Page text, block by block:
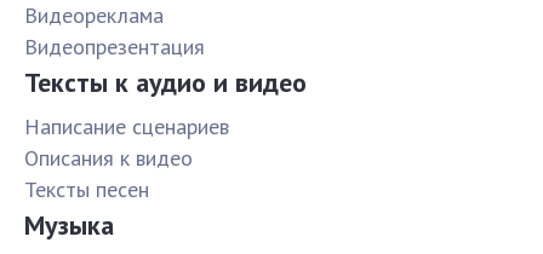
Видеореклама
Видеопрезентация
Тексты к аудио и видео
Написание сценариев
Описания к видео
Тексты песен
Музыка